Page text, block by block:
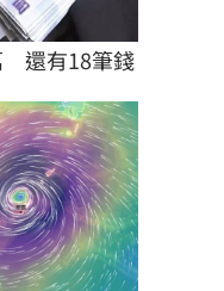
還有18筆錢